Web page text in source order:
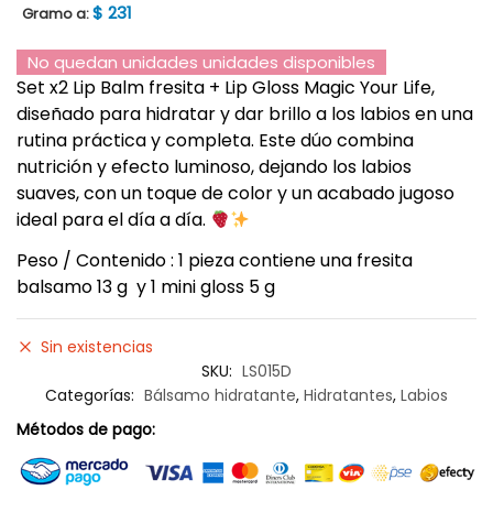
Gramo a:$ 231
No quedan unidades unidades disponibles
Set x2 Lip Balm fresita + Lip Gloss Magic Your Life,
diseñado para hidratar y dar brillo a los labios en una
rutina práctica y completa. Este dúo combina
nutrición y efecto luminoso, dejando los labios
suaves, con un toque de color y un acabado jugoso
ideal para el día a día.
Peso / Contenido : 1 pieza contiene una fresita
balsamo 13 g y 1 mini gloss 5 g
Sin existencias
SKU: LS015D
Categorías: Bálsamo hidratante, Hidratantes, Labios
Métodos de pago: